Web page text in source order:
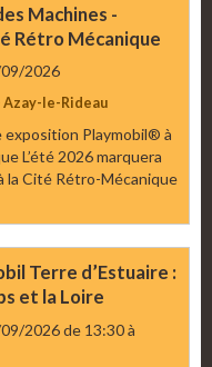
Machines -
Rétro Mécanique
2026
le-Rideau
exposition Playmobil® à
L’été 2026 marquera
la Cité Rétro-Mécanique
Terre d’Estuaire :
et la Loire
2026de 13:30à